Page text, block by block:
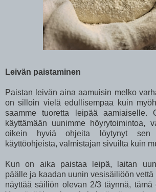
Leivän paistaminen
Paistan leivän aina aamuisin melko
on silloin vielä edullisempaa kuin
saamme tuoretta leipää aamiaiselle.
käyttämään uunimme höyrytoimintoa,
oikein hyviä ohjeita löytynyt sen
käyttöohjeista, valmistajan sivuilta kuin
Kun on aika paistaa leipä, laitan
päälle ja kaadan uunin vesisäiliöön
näyttää säiliön olevan 2/3 täynnä,